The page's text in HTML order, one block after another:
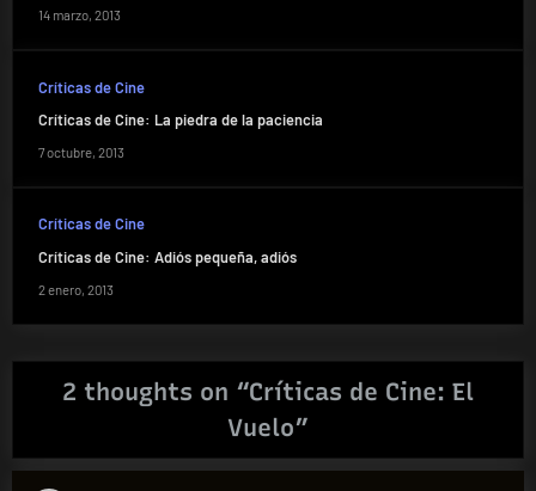
14 marzo, 2013
Críticas de Cine
Críticas de Cine: La piedra de la paciencia
7 octubre, 2013
Críticas de Cine
Críticas de Cine: Adiós pequeña, adiós
2 enero, 2013
2 thoughts on “Críticas de Cine: El
Vuelo”